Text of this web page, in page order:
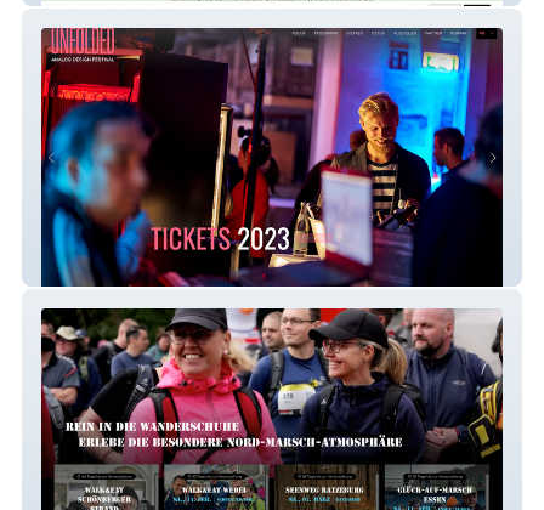
Unfolded Festival 23 by GMUND